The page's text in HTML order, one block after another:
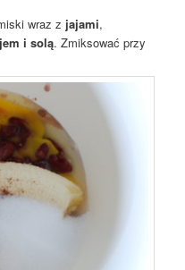
wraz z jajami,
i solą. Zmiksować przy